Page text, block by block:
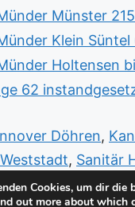
Münster
Klein
Holtensen
62
Döhren,
, Sanitär
Wiesenau ,Sanitär
Cookies, um dir die
out more about